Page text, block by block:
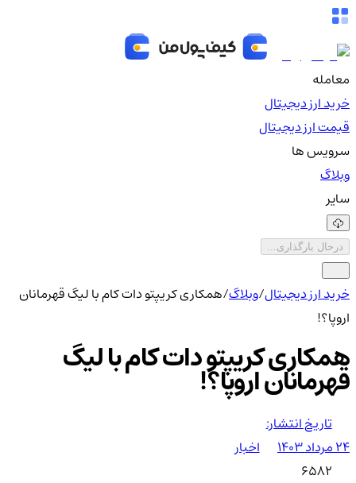
معامله
خرید ارز دیجیتال
قیمت ارز دیجیتال
سرویس ها
وبلاگ
سایر
درحال بارگذاری...
خرید ارز دیجیتال/وبلاگ/همکاری کریپتو دات کام با لیگ قهرمانان
اروپا؟!
همکاری کریپتو دات کام با لیگ
قهرمانان اروپا؟!
تاریخ انتشار:
۲۴ مرداد ۱۴۰۳
اخبار
6582